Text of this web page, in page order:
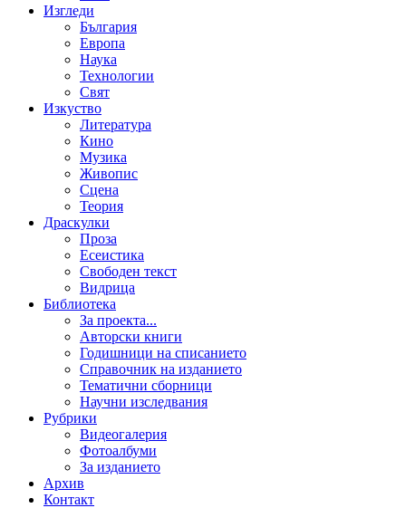
Изгледи
България
Европа
Наука
Технологии
Свят
Изкуство
Литература
Кино
Музика
Живопис
Сцена
Теория
Драскулки
Проза
Есеистика
Свободен текст
Видрица
Библиотека
За проекта...
Авторски книги
Годишници на списанието
Справочник на изданието
Тематични сборници
Научни изследвания
Рубрики
Видеогалерия
Фотоалбуми
За изданието
Архив
Контакт